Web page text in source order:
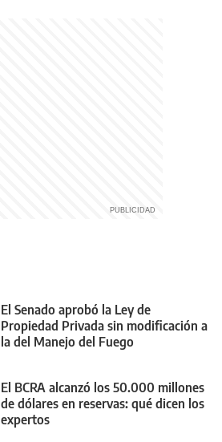
El Senado aprobó la Ley de
Propiedad Privada sin modificación a
la del Manejo del Fuego
El BCRA alcanzó los 50.000 millones
de dólares en reservas: qué dicen los
expertos